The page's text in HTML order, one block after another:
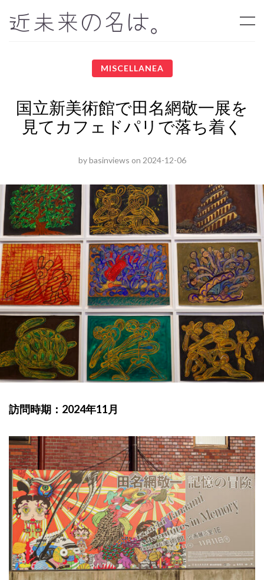
近未来の名は。
MISCELLANEA
国立新美術館で田名網敬一展を
見てカフェドパリで落ち着く
bybasinviews on 2024-12-06
訪問時期：2024年11月